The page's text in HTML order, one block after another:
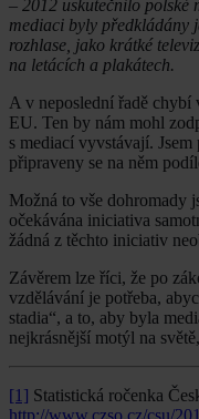
– 2012 uskutečnilo polské
mediaci byly předkládány
rozhlase, jako krátké
na letácích a plakátech.
A v neposlední řadě
EU. Ten by nám mohl
s mediací vyvstávají.
připraveny se na něm
Možná to vše dohromady
očekávána iniciativa
žádná z těchto iniciativ
Závěrem lze říci, že po
vzdělávání je potřeba,
stadia“, a to, aby byla
nejkrásnější motýl na
[1] Statistická ročenka